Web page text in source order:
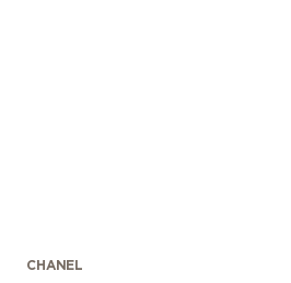
CHANEL